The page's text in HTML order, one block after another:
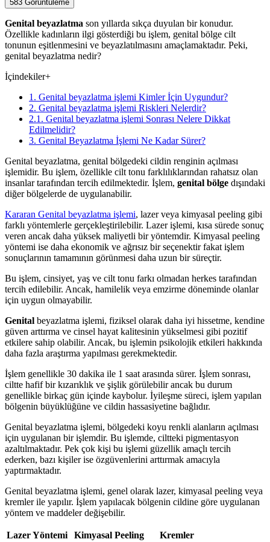
583 Görüntüleme
Genital beyazlatma son yıllarda sıkça duyulan bir konudur.
Özellikle kadınların ilgi gösterdiği bu işlem, genital bölge cilt
tonunun eşitlenmesini ve beyazlatılmasını amaçlamaktadır. Peki,
genital beyazlatma nedir?
İçindekiler+
1. Genital beyazlatma işlemi Kimler İçin Uygundur?
2. Genital beyazlatma işlemi Riskleri Nelerdir?
2.1. Genital beyazlatma işlemi Sonrası Nelere Dikkat
Edilmelidir?
3. Genital Beyazlatma İşlemi Ne Kadar Sürer?
Genital beyazlatma, genital bölgedeki cildin renginin açılması
işlemidir. Bu işlem, özellikle cilt tonu farklılıklarından rahatsız olan
insanlar tarafından tercih edilmektedir. İşlem, genital bölge dışındaki
diğer bölgelerde de uygulanabilir.
Kararan Genital beyazlatma işlemi, lazer veya kimyasal peeling gibi
farklı yöntemlerle gerçekleştirilebilir. Lazer işlemi, kısa sürede sonuç
veren ancak daha yüksek maliyetli bir yöntemdir. Kimyasal peeling
yöntemi ise daha ekonomik ve ağrısız bir seçenektir fakat işlem
sonuçlarının tamamının görünmesi daha uzun bir süreçtir.
Bu işlem, cinsiyet, yaş ve cilt tonu farkı olmadan herkes tarafından
tercih edilebilir. Ancak, hamilelik veya emzirme döneminde olanlar
için uygun olmayabilir.
Genital beyazlatma işlemi, fiziksel olarak daha iyi hissetme, kendine
güven arttırma ve cinsel hayat kalitesinin yükselmesi gibi pozitif
etkilere sahip olabilir. Ancak, bu işlemin psikolojik etkileri hakkında
daha fazla araştırma yapılması gerekmektedir.
İşlem genellikle 30 dakika ile 1 saat arasında sürer. İşlem sonrası,
ciltte hafif bir kızarıklık ve şişlik görülebilir ancak bu durum
genellikle birkaç gün içinde kaybolur. İyileşme süreci, işlem yapılan
bölgenin büyüklüğüne ve cildin hassasiyetine bağlıdır.
Genital beyazlatma işlemi, bölgedeki koyu renkli alanların açılması
için uygulanan bir işlemdir. Bu işlemde, ciltteki pigmentasyon
azaltılmaktadır. Pek çok kişi bu işlemi güzellik amaçlı tercih
ederken, bazı kişiler ise özgüvenlerini arttırmak amacıyla
yaptırmaktadır.
Genital beyazlatma işlemi, genel olarak lazer, kimyasal peeling veya
kremler ile yapılır. İşlem yapılacak bölgenin cildine göre uygulanan
yöntem ve maddeler değişebilir.
Lazer Yöntemi Kimyasal Peeling
Kremler